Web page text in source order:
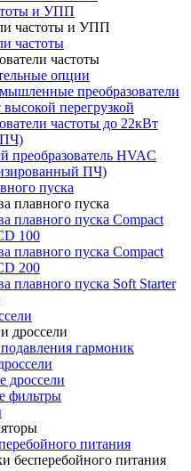
и УПП
частоты и УПП
частоты
частоты
опции
преобразователи
высокой перегрузкой
частоты до 22кВт
ПЧ)
преобразователь HVAC
ПЧ)
пуска
плавного пуска
плавного пуска Compact
100
плавного пуска Compact
200
плавного пуска Soft Starter
дроссели
гармоник
дроссели
фильтры
питания
бесперебойного питания